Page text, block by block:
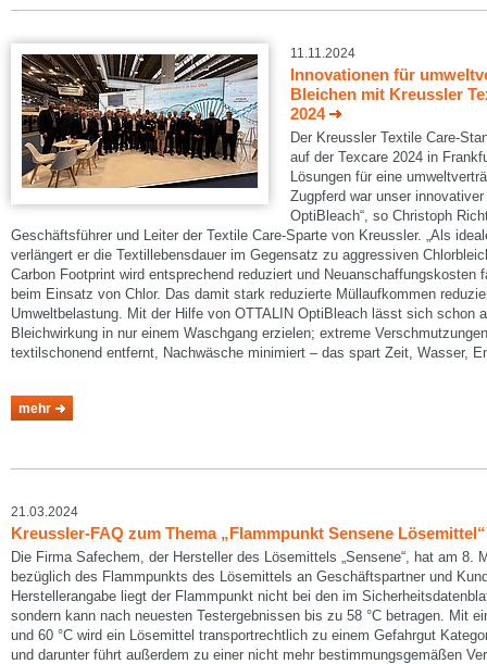
11.11.2024
Innovationen für
Bleichen mit Kreussler
2024
Der Kreussler Textile Care-
auf der Texcare 2024 in
Lösungen für eine
Zugpferd war unser
OptiBleach“, so Christoph
Geschäftsführer und Leiter der Textile Care-Sparte von Kreussler. „Als
verlängert er die Textillebensdauer im Gegensatz zu aggressiven
Carbon Footprint wird entsprechend reduziert und Neuanschaffungskosten
beim Einsatz von Chlor. Das damit stark reduzierte Müllaufkommen
Umweltbelastung. Mit der Hilfe von OTTALIN OptiBleach lässt sich schon
Bleichwirkung in nur einem Waschgang erzielen; extreme
textilschonend entfernt, Nachwäsche minimiert – das spart Zeit, Wasser,
mehr
21.03.2024
Kreussler-FAQ zum Thema „Flammpunkt Sensene Lösemittel“
Die Firma Safechem, der Hersteller des Lösemittels „Sensene“, hat am 8.
bezüglich des Flammpunkts des Lösemittels an Geschäftspartner und
Herstellerangabe liegt der Flammpunkt nicht bei den im
sondern kann nach neuesten Testergebnissen bis zu 58 °C betragen. Mit
und 60 °C wird ein Lösemittel transportrechtlich zu einem Gefahrgut
und darunter führt außerdem zu einer nicht mehr bestimmungsgemäßen